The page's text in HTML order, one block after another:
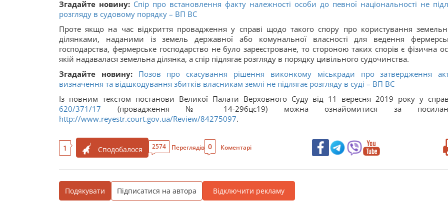
Згадайте новину: Спір про встановлення факту належності особи до певної національності не
розгляду в судовому порядку – ВП ВС
Проте якщо на час відкриття провадження у справі щодо такого спору про користування
ділянками, наданими із земель державної або комунальної власності для ведення
господарства, фермерське господарство не було зареєстроване, то стороною таких спорів є фізична
якій надавалася земельна ділянка, а спір підлягає розгляду в порядку цивільного судочинства.
Згадайте новину: Позов про скасування рішення виконкому міськради про затвердження
визначення та відшкодування збитків власникам землі не підлягає розгляду в суді – ВП ВС
Із повним текстом постанови Великої Палати Верховного Суду від 11 вересня 2019 року у
620/371/17 (провадження № 14-296цс19) можна ознайомитися за
http://www.reyestr.court.gov.ua/Review/84275097.
1 Сподобалося 2574 Переглядів 0 Коментарі
Подякувати Підписатися на автора Відключити рекламу